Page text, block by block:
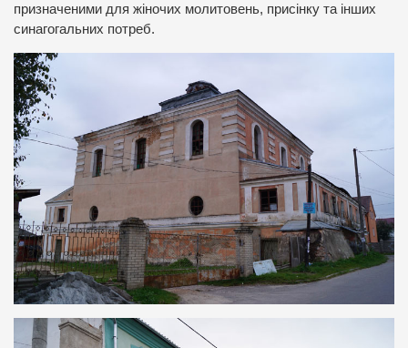
призначеними для жіночих молитовень, присінку та інших
синагогальних потреб.